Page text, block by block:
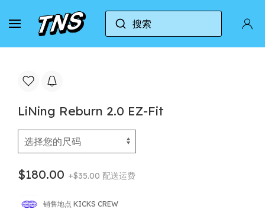
搜索
家 Li Ning Way of Wade LiNing Reburn 2.0 EZ-
LiNing Reburn 2.0 EZ-Fit
$180.00 +$35.00 配送运费
销售地点 KICKS CREW